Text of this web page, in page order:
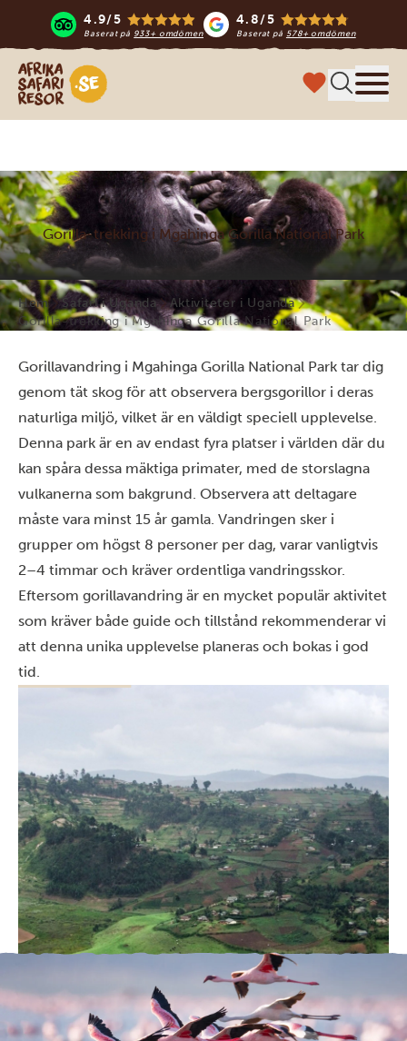
4.9/5
Baserat på 933+ omdömen
4.8/5
Baserat på 578+ omdömen
Safari-resor i Afrika
Gorilla-trekking i Mgahinga Gorilla National Park
Hem Safari i Uganda
Aktiviteter i Uganda
Gorilla-trekking i Mgahinga Gorilla National Park
Gorillavandring i Mgahinga Gorilla National Park tar dig
genom tät skog för att observera bergsgorillor i deras
naturliga miljö, vilket är en väldigt speciell upplevelse.
Denna park är en av endast fyra platser i världen där du
kan spåra dessa mäktiga primater, med de storslagna
vulkanerna som bakgrund. Observera att deltagare
måste vara minst 15 år gamla. Vandringen sker i
grupper om högst 8 personer per dag, varar vanligtvis
2–4 timmar och kräver ordentliga vandringsskor.
Eftersom gorillavandring är en mycket populär aktivitet
som kräver både guide och tillstånd rekommenderar vi
att denna unika upplevelse planeras och bokas i god
tid.